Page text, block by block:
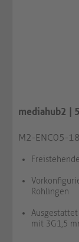
mediahub2 |
M2-ENC05-
Rohlingen
mit 3G1,5